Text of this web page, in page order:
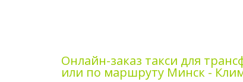
Онлайн-заказ такси для
или по маршруту Минск -